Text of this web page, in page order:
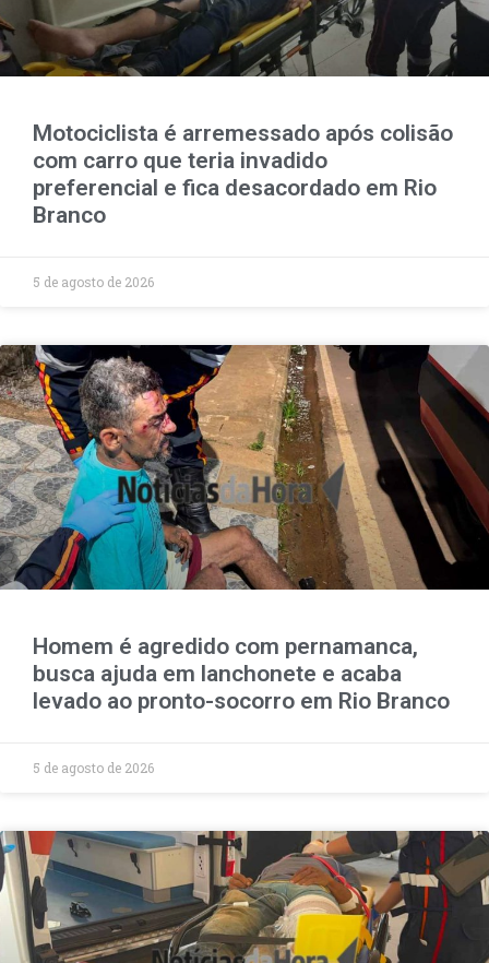
Motociclista é arremessado após colisão
com carro que teria invadido
preferencial e fica desacordado em Rio
Branco
5 de agosto de 2026
Homem é agredido com pernamanca,
busca ajuda em lanchonete e acaba
levado ao pronto-socorro em Rio Branco
5 de agosto de 2026